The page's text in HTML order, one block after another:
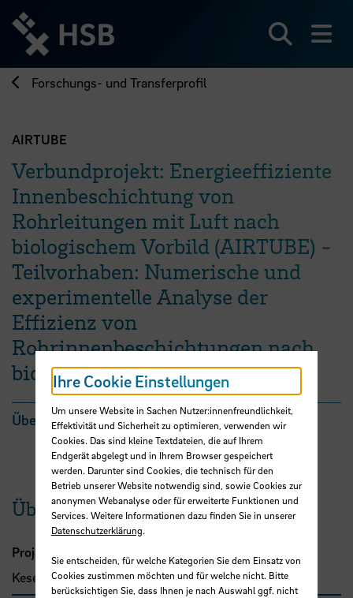
zum
Seiteninhalt
springen
Forschungs- und Transferprofil
AIRTUBE
Verbundprojekt: Energieeffiziente
Innenbeschichtung von
Rohrleitungen mit Luft nach
biologischem Vorbild (AIRTUBE) -
Teilvorhaben: Numerische und
experimentelle Analyse der
Effizienz von
Rohrinnenbeschichtungen nach
biologischem Vorbild
Übersicht
Übersicht
Projektleitung
Kesel, Antonia, Prof. Dr.
Ihre Cookie Einstellungen
Um unsere Website in Sachen Nutzer:innenfreundlichkeit,
Effektivität und Sicherheit zu optimieren, verwenden wir
Cookies. Das sind kleine Textdateien, die auf Ihrem
Endgerät abgelegt und in Ihrem Browser gespeichert
werden. Darunter sind Cookies, die technisch für den
Betrieb unserer Website notwendig sind, sowie Cookies zur
anonymen Webanalyse oder für erweiterte Funktionen und
Services. Weitere Informationen dazu finden Sie in unserer
Datenschutzerklärung.
Sie entscheiden, für welche Kategorien Sie dem Einsatz von
Cookies zustimmen möchten und für welche nicht. Bitte
berücksichtigen Sie, dass Ihnen je nach Auswahl ggf. nicht